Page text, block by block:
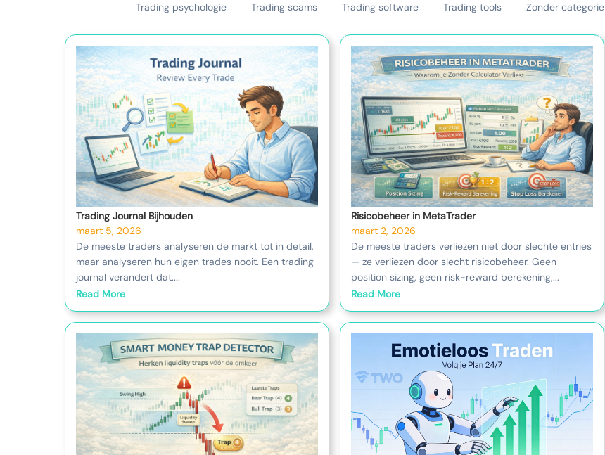
Trading psychologie
Trading scams Trading software Trading tools Zonder categorie
Trading Journal Bijhouden
maart 5, 2026
De meeste traders analyseren de markt tot in detail,
maar analyseren hun eigen trades nooit. Een trading
journal verandert dat....
Read More
Risicobeheer in MetaTrader
maart 2, 2026
De meeste traders verliezen niet door slechte entries
— ze verliezen door slecht risicobeheer. Geen
position sizing, geen risk-reward berekening,...
Read More